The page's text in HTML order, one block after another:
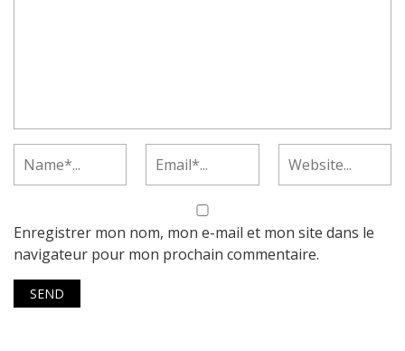
Enregistrer mon nom, mon e-mail et mon site dans le
navigateur pour mon prochain commentaire.